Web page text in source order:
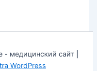
медицинский сайт |
WordPress